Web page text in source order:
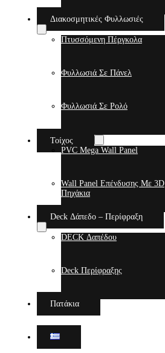
Διακοσμητικές Φυλλωσιές
Πτυσσόμενη Πέργκολα
Φυλλωσιά Σε Πάνελ
Φυλλωσιά Σε Ρολό
Τοίχος
PVC Mega Wall Panel
Wall Panel Επένδυσης Με 3D
Πηχάκια
Deck Δάπεδο – Περίφραξη
DECK Δαπέδου
Deck Περίφραξης
Πατάκια